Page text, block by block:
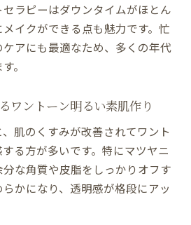
添うエステ施術の安心ポイン
テ体験で気を付けたいポイン
で肌トラブルを防ぐエステの
ラピーはダウンタイムがほとん
イクができる点も魅力です。忙
アにも最適なため、多くの年代
。
ワントーン明るい素肌作り
肌のくすみが改善されてワント
る方が多いです。特にマツヤニ
な角質や皮脂をしっかりオフす
かになり、透明感が格段にアッ